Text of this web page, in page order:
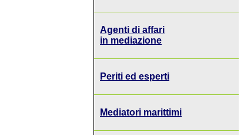
Agenti di affari
in mediazione
Periti ed esperti
Mediatori marittimi